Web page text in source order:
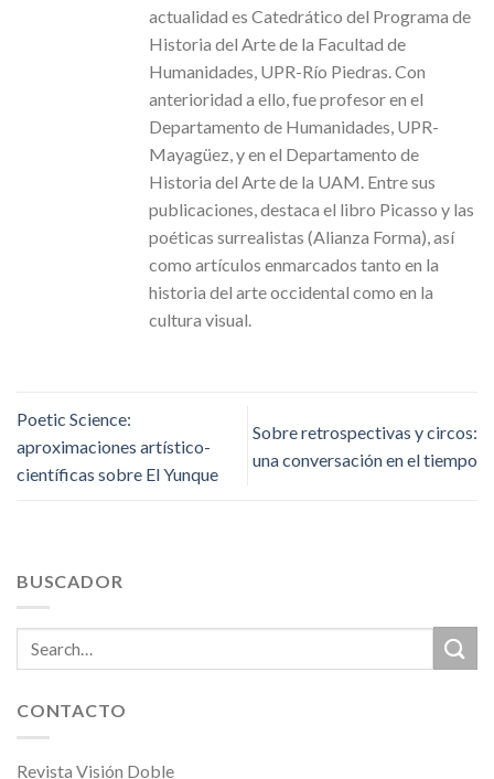
actualidad es Catedrático del Programa de
Historia del Arte de la Facultad de
Humanidades, UPR-Río Piedras. Con
anterioridad a ello, fue profesor en el
Departamento de Humanidades, UPR-
Mayagüez, y en el Departamento de
Historia del Arte de la UAM. Entre sus
publicaciones, destaca el libro Picasso y las
poéticas surrealistas (Alianza Forma), así
como artículos enmarcados tanto en la
historia del arte occidental como en la
cultura visual.
Poetic Science:
aproximaciones artístico-
científicas sobre El Yunque
Sobre retrospectivas y circos:
una conversación en el tiempo
BUSCADOR
CONTACTO
Revista Visión Doble